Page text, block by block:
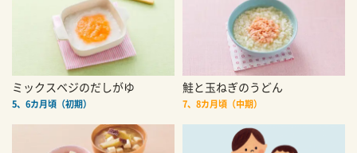
ミックスベジのだしがゆ
5、6カ月頃（初期）
鮭と玉ねぎのうどん
7、8カ月頃（中期）